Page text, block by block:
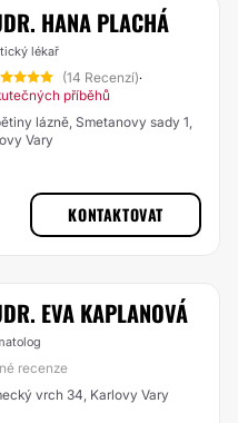
HANA PLACHÁ
lékař
(14 Recenzí)·
příběhů
lázně, Smetanovy sady 1,
Vary
KONTAKTOVAT
EVA KAPLANOVÁ
recenze
vrch 34, Karlovy Vary